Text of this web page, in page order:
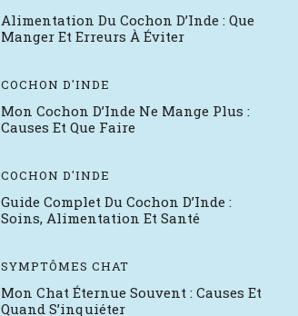
Alimentation Du Cochon D’Inde : Que
Manger Et Erreurs À Éviter
COCHON D'INDE
Mon Cochon D’Inde Ne Mange Plus :
Causes Et Que Faire
COCHON D'INDE
Guide Complet Du Cochon D’Inde :
Soins, Alimentation Et Santé
SYMPTÔMES CHAT
Mon Chat Éternue Souvent : Causes Et
Quand S’inquiéter